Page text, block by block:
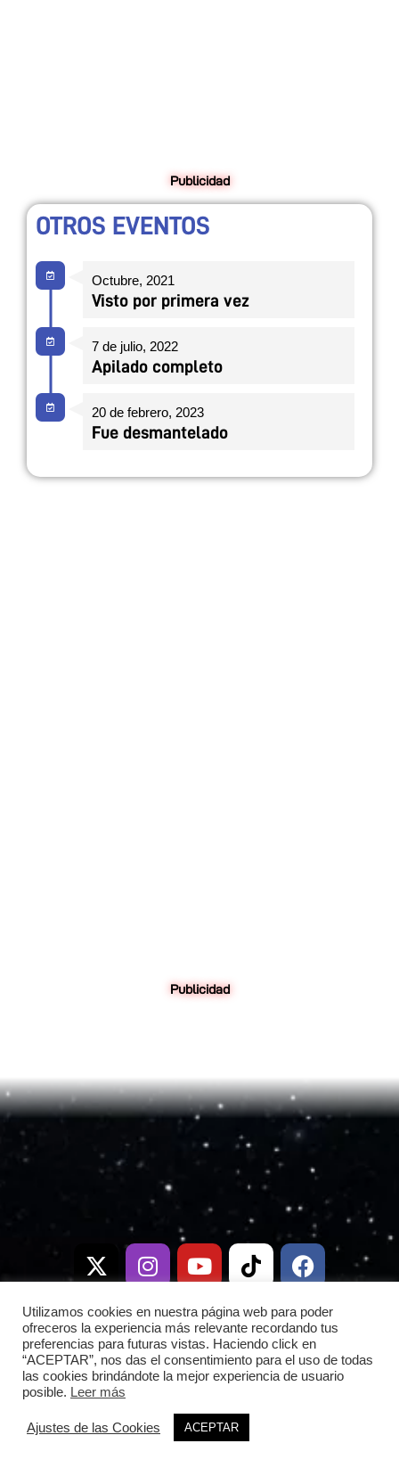
Publicidad
OTROS EVENTOS
Octubre, 2021
Visto por primera vez
7 de julio, 2022
Apilado completo
20 de febrero, 2023
Fue desmantelado
Publicidad
t
w
i
t
t
e
r
n
s
t
a
g
r
a
Y
o
u
t
u
b
e
T
i
k
t
o
k
F
a
c
e
b
o
o
k
e
l
e
g
r
a
m
W
h
a
t
s
a
p
p
D
i
s
c
o
r
d
Copyright © 2026 Frontera Espacial |
fronteraespacial.com|Política de privacidad
Utilizamos cookies en nuestra página web para poder
ofreceros la experiencia más relevante recordando tus
preferencias para futuras vistas. Haciendo click en
“ACEPTAR”, nos das el consentimiento para el uso de todas
las cookies brindándote la mejor experiencia de usuario
posible. Leer más
Ajustes de las Cookies ACEPTAR